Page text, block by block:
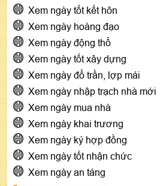
Xem ngày tốt kết hôn
Xem ngày hoàng đạo
Xem ngày động thổ
Xem ngày tốt xây dựng
Xem ngày đổ trần, lợp mái
Xem ngày nhập trạch nhà mới
Xem ngày mua nhà
Xem ngày khai trương
Xem ngày ký hợp đồng
Xem ngày tốt nhận chức
Xem ngày an táng